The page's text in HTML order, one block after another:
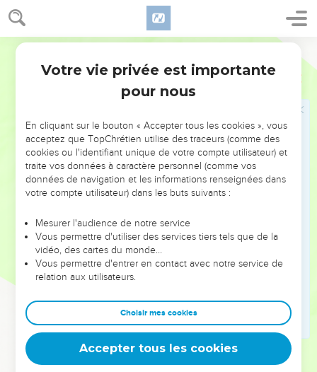
Psaumes 119
ne s'en tient pas aux heures fixées pour la prière, le matin, à
midi et le soir (Psaumes 55.18;Daniel 6.10), mais à toute
heure il éprouve le besoin de louer Dieu.
résume le psaume entier. Que mon cri parvienne jusqu'à toi !
Ma langue célébrera ta parole, littéralement :répondra à
ta parole. Il y a entre l'Eternel et l'homme pieux comme un
dialogue recommençant chaque fois que le fidèle entend ou
lit les Ecritures.
Je suis errant. Au terme de ce psaume, qui n'est qu'une
longue affirmation d'attachement à la loi de Dieu, cette
parole ne peut être entendue dans le sens d'un égarement
spirituel. Il doit y avoir plutôt allusion à la position du peuple,
qui se sent étranger et comme perdu dans son propre pays,
où le poursuit le mauvais vouloir de ses ennemis.
Votre vie privée est importante
pour nous
En cliquant sur le bouton « Accepter tous les cookies », vous
acceptez que TopChrétien utilise des traceurs (comme des
cookies ou l'identifiant unique de votre compte utilisateur) et
traite vos données à caractère personnel (comme vos
données de navigation et les informations renseignées dans
votre compte utilisateur) dans les buts suivants :
Mesurer l'audience de notre service
Vous permettre d'utiliser des services tiers tels que de la
vidéo, des cartes du monde…
Vous permettre d'entrer en contact avec notre service de
relation aux utilisateurs.
Choisir mes cookies
Accepter tous les cookies